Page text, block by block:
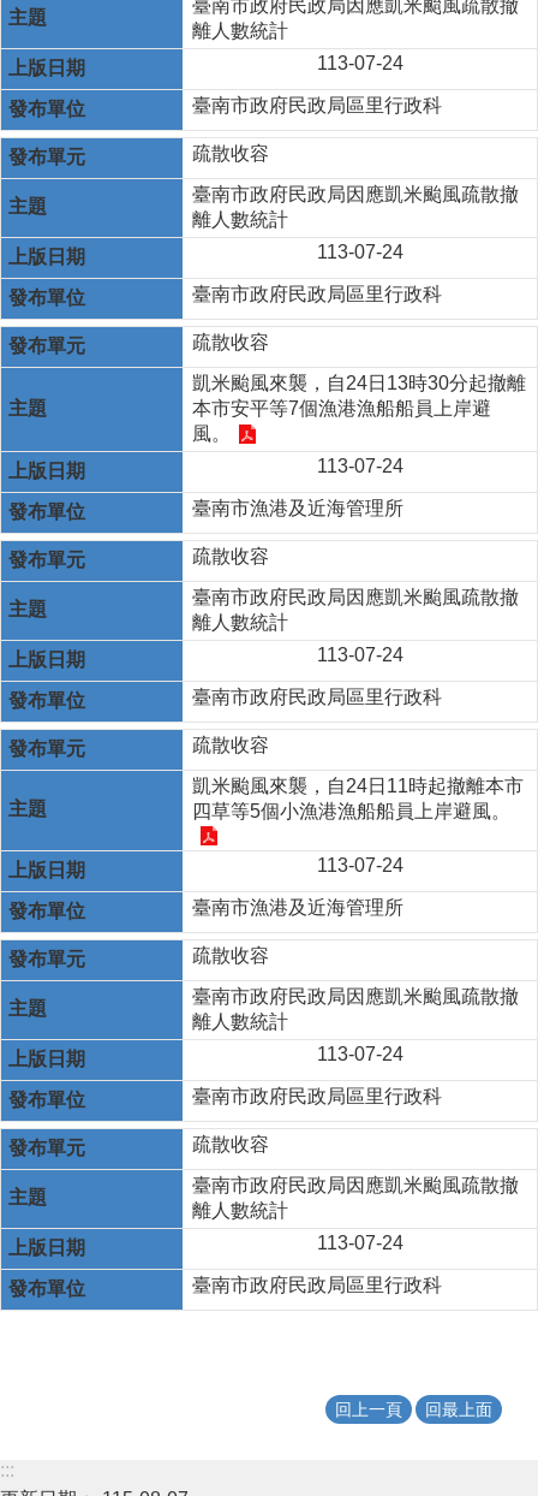
臺南市政府民政局因應凱米颱風疏散撤
離人數統計
113-07-24
臺南市政府民政局區里行政科
疏散收容
臺南市政府民政局因應凱米颱風疏散撤
離人數統計
113-07-24
臺南市政府民政局區里行政科
疏散收容
凱米颱風來襲，自24日13時30分起撤離
本市安平等7個漁港漁船船員上岸避
風。
113-07-24
臺南市漁港及近海管理所
疏散收容
臺南市政府民政局因應凱米颱風疏散撤
離人數統計
113-07-24
臺南市政府民政局區里行政科
疏散收容
凱米颱風來襲，自24日11時起撤離本市
四草等5個小漁港漁船船員上岸避風。
113-07-24
臺南市漁港及近海管理所
疏散收容
臺南市政府民政局因應凱米颱風疏散撤
離人數統計
113-07-24
臺南市政府民政局區里行政科
疏散收容
臺南市政府民政局因應凱米颱風疏散撤
離人數統計
113-07-24
臺南市政府民政局區里行政科
回上一頁 回最上面
:::